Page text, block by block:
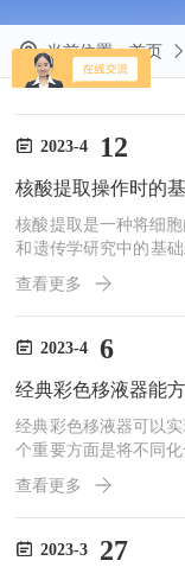
当前位置：首页
2023-4 12
核酸提取操作时的
核酸提取是一种将细
和遗传学研究中的基
NA。核酸提取的基本
质、分离DNA或RNA
碎和化学破碎。机械
而化学破碎则是利用
的干扰。去除蛋白质
查看更多
2023-4 6
经典彩色移液器能
经典彩色移液器可以
个重要方面是将不同
移液器，科学家可以
分析或纯化。还能够
的操作需要高度的警
器能够对液体留下清
查看更多
2023-3 27